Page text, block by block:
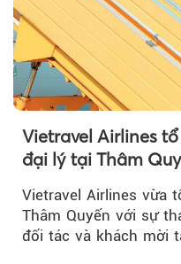
Vietravel Airlines
đại lý tại Thâm
đường bay thẳng
Vietravel Airlines vừa
Thâm Quyến với sự
đối tác và khách mời